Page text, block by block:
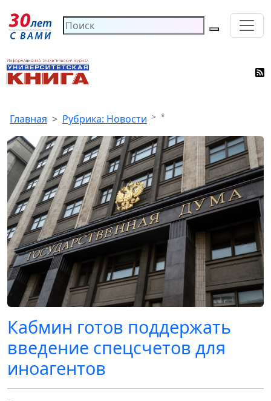
Главная Рубрика: Новости *
Кабмин готов поддержать
введение спецсчетов для
иноагентов